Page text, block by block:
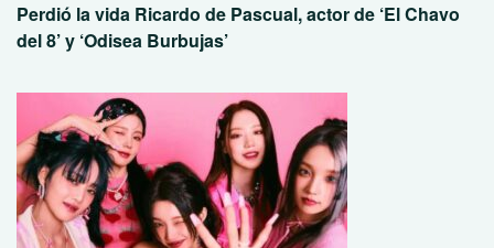
Perdió la vida Ricardo de Pascual, actor de ‘El Chavo
del 8’ y ‘Odisea Burbujas’